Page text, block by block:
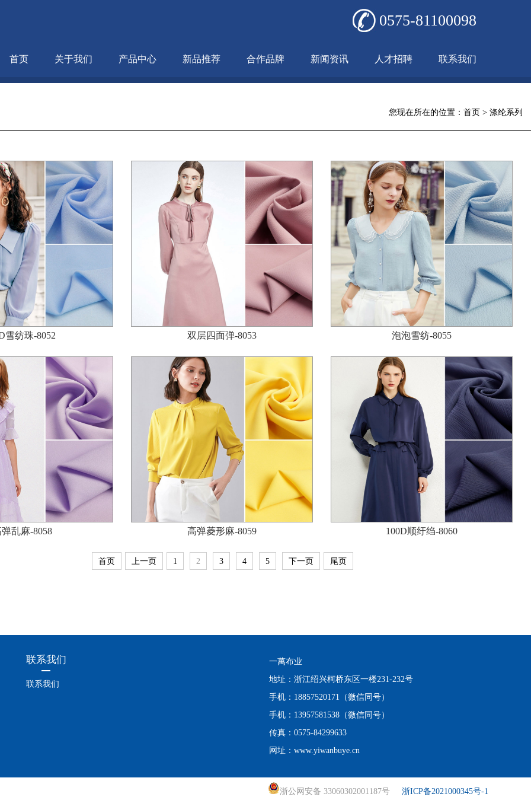
首页 关于我们 产品中心 新品推荐 合作品牌 新闻资讯 人才招聘 联系我们
0575-81100098
您现在所在的位置： 首页 > 涤纶系列
雪纺珠-8052 双层四面弹-8053 泡泡雪纺-8055
乱麻-8058 高弹菱形麻-8059 100D顺纡绉-8060
首页 上一页 1 2 3 4 5 下一页 尾页
联系我们
联系我们
一萬布业
地址：浙江绍兴柯桥东区一楼231-232号
手机：18857520171（微信同号）
手机：13957581538（微信同号）
传真：0575-84299633
网址：www.yiwanbuye.cn
浙公网安备 33060302001187号 浙ICP备2021000345号-1